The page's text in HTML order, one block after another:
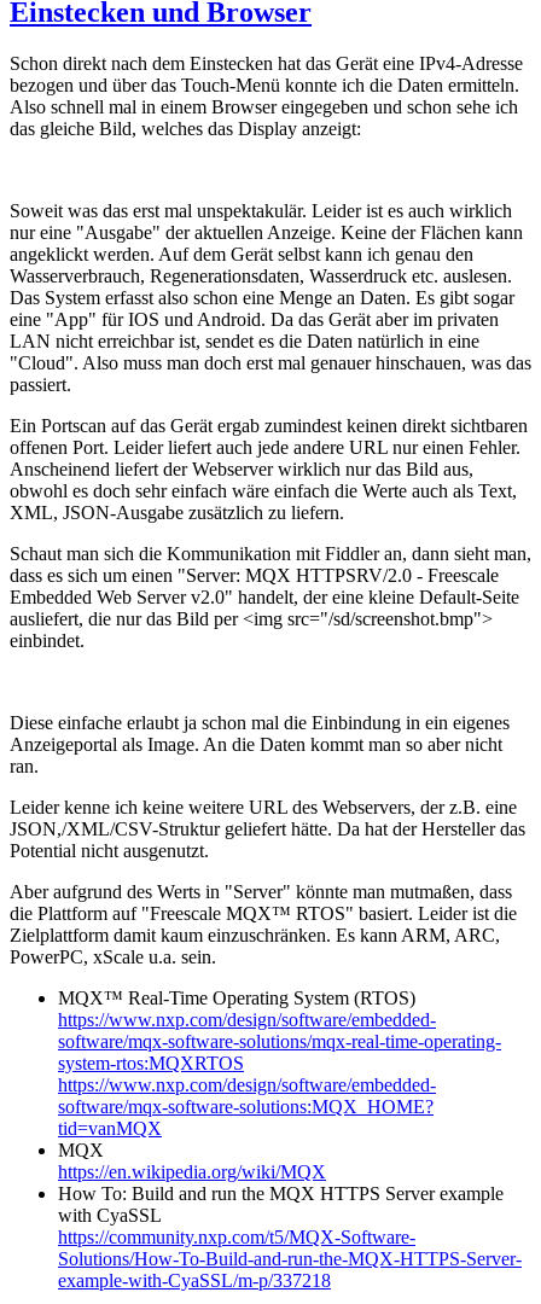
Einstecken und Browser
Schon direkt nach dem Einstecken hat das Gerät eine IPv4-Adresse
bezogen und über das Touch-Menü konnte ich die Daten ermitteln.
Also schnell mal in einem Browser eingegeben und schon sehe ich
das gleiche Bild, welches das Display anzeigt:
Soweit was das erst mal unspektakulär. Leider ist es auch wirklich
nur eine "Ausgabe" der aktuellen Anzeige. Keine der Flächen kann
angeklickt werden. Auf dem Gerät selbst kann ich genau den
Wasserverbrauch, Regenerationsdaten, Wasserdruck etc. auslesen.
Das System erfasst also schon eine Menge an Daten. Es gibt sogar
eine "App" für IOS und Android. Da das Gerät aber im privaten
LAN nicht erreichbar ist, sendet es die Daten natürlich in eine
"Cloud". Also muss man doch erst mal genauer hinschauen, was das
passiert.
Ein Portscan auf das Gerät ergab zumindest keinen direkt sichtbaren
offenen Port. Leider liefert auch jede andere URL nur einen Fehler.
Anscheinend liefert der Webserver wirklich nur das Bild aus,
obwohl es doch sehr einfach wäre einfach die Werte auch als Text,
XML, JSON-Ausgabe zusätzlich zu liefern.
Schaut man sich die Kommunikation mit Fiddler an, dann sieht man,
dass es sich um einen "Server: MQX HTTPSRV/2.0 - Freescale
Embedded Web Server v2.0" handelt, der eine kleine Default-Seite
ausliefert, die nur das Bild per <img src="/sd/screenshot.bmp">
einbindet.
Diese einfache erlaubt ja schon mal die Einbindung in ein eigenes
Anzeigeportal als Image. An die Daten kommt man so aber nicht
ran.
Leider kenne ich keine weitere URL des Webservers, der z.B. eine
JSON,/XML/CSV-Struktur geliefert hätte. Da hat der Hersteller das
Potential nicht ausgenutzt.
Aber aufgrund des Werts in "Server" könnte man mutmaßen, dass
die Plattform auf "Freescale MQX™ RTOS" basiert. Leider ist die
Zielplattform damit kaum einzuschränken. Es kann ARM, ARC,
PowerPC, xScale u.a. sein.
MQX™ Real-Time Operating System (RTOS)
https://www.nxp.com/design/software/embedded-
software/mqx-software-solutions/mqx-real-time-operating-
system-rtos:MQXRTOS
https://www.nxp.com/design/software/embedded-
software/mqx-software-solutions:MQX_HOME?
tid=vanMQX
MQX
https://en.wikipedia.org/wiki/MQX
How To: Build and run the MQX HTTPS Server example
with CyaSSL
https://community.nxp.com/t5/MQX-Software-
Solutions/How-To-Build-and-run-the-MQX-HTTPS-Server-
example-with-CyaSSL/m-p/337218